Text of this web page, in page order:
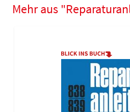
Mehr aus